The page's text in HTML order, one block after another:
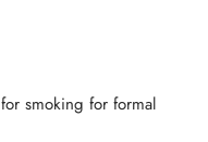
smoking for formal